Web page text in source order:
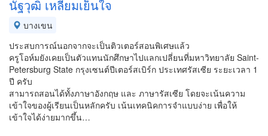
นัฐวุฒิ เหลี่ยมเย็นใจ
บางเขน
ประสบการณ์นอกจากจะเป็นติวเตอร์สอนพิเศษแล้ว
ครูโอห์มยังเคยเป็นตัวแทนนักศึกษาไปแลกเปลี่ยนที่มหาวิทยาลัย Saint-
Petersburg State กรุงเซนต์ปีเตอร์สเบิร์ก ประเทศรัสเซีย ระยะเวลา 1
ปี ครับ
สามารถสอนได้ทั้งภาษาอังกฤษ และ ภาษารัสเซีย โดยจะเน้นความ
เข้าใจของผู้เรียนเป็นหลักครับ เน้นเทคนิคการจำแบบง่าย เพื่อให้
เข้าใจได้ง่ายมากขึ้น…